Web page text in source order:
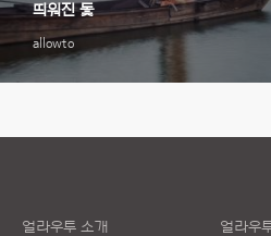
allowto
띄워진 돛
얼라우투 소개
얼라우